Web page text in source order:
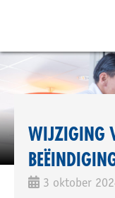
WIJZIGING
3 oktober